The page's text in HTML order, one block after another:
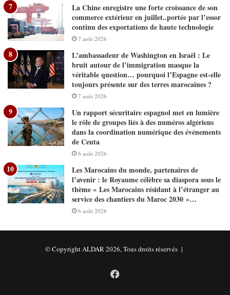
La Chine enregistre une forte croissance de son
commerce extérieur en juillet..portée par l’essor
continu des exportations de haute technologie
7 août 2026
L’ambassadeur de Washington en Israël : Le
bruit autour de l’immigration masque la
véritable question… pourquoi l’Espagne est-elle
toujours présente sur des terres marocaines ?
7 août 2026
Un rapport sécuritaire espagnol met en lumière
le rôle de groupes liés à des numéros algériens
dans la coordination numérique des événements
de Ceuta
6 août 2026
Les Marocains du monde, partenaires de
l’avenir : le Royaume célèbre sa diaspora sous le
thème « Les Marocains résidant à l’étranger au
service des chantiers du Maroc 2030 »…
6 août 2026
© Copyright ALDAR 2026, Tous droits réservés |